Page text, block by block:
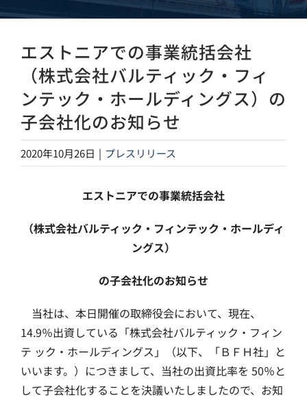
エストニアでの事業統括会社
（株式会社バルティック・フィ
ンテック・ホールディングス）の
子会社化のお知らせ
2020年10月26日 | プレスリリース
エストニアでの事業統括会社
（株式会社バルティック・フィンテック・ホールディ
ングス）
の子会社化のお知らせ
当社は、本日開催の取締役会において、現在、
14.9％出資している「株式会社バルティック・フィン
テ ック・ホールディングス」（以下、「ＢＦＨ社」と
いいます。）につきまして、当社の出資比率を 50％と
して子会社化することを決議いたしましたので、お知